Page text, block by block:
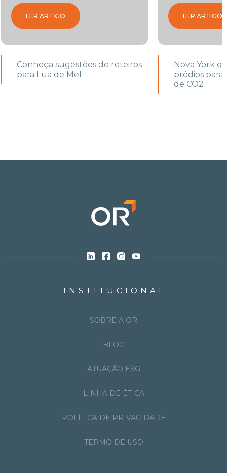
LER ARTIGO
Conheça sugestões de roteiros
para Lua de Mel
LER ARTIGO
Nova York
prédios para
de CO2
INSTITUCIONAL
SOBRE A OR
BLOG
ATUAÇÃO ESG
LINHA DE ÉTICA
POLÍTICA DE PRIVACIDADE
TERMO DE USO